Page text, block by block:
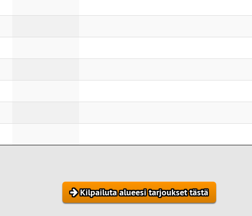
Kilpailuta alueesi tarjoukset tästä